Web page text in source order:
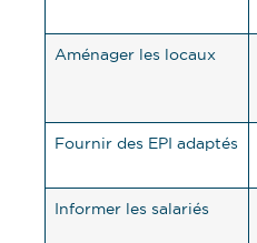
Aménager les locaux
Fournir des EPI adaptés
Informer les salariés